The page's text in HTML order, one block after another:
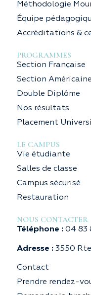
Méthodologie
Équipe
Accréditations &
PROGRAMMES
Section Française
Section Américaine
Double Diplôme
Nos résultats
Placement
LE CAMPUS
Vie étudiante
Salles de classe
Campus sécurisé
Restauration
NOUS CONTACTER
Téléphone : 04 83
Adresse : 3550
Contact
Prendre rendez-